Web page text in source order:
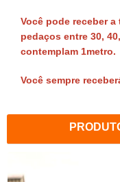
Você pode receber
pedaços entre 30,
contemplam 1metro.
Você sempre